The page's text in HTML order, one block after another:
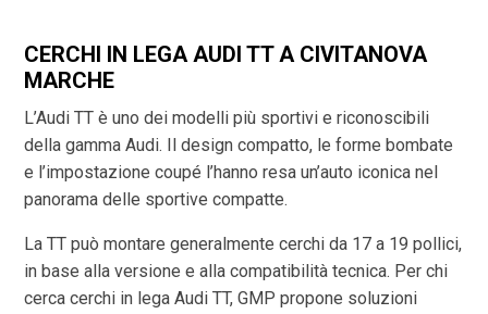
CERCHI IN LEGA AUDI TT A CIVITANOVA
MARCHE
L’Audi TT è uno dei modelli più sportivi e riconoscibili
della gamma Audi. Il design compatto, le forme bombate
e l’impostazione coupé l’hanno resa un’auto iconica nel
panorama delle sportive compatte.
La TT può montare generalmente cerchi da 17 a 19 pollici,
in base alla versione e alla compatibilità tecnica. Per chi
cerca cerchi in lega Audi TT, GMP propone soluzioni